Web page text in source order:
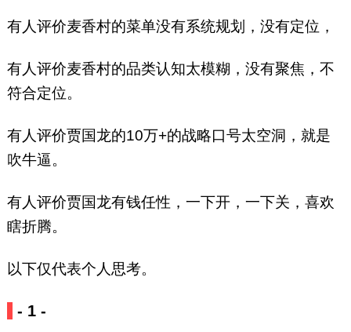
有人评价麦香村的菜单没有系统规划，没有定位，
有人评价麦香村的品类认知太模糊，没有聚焦，不
符合定位。
有人评价贾国龙的10万+的战略口号太空洞，就是
吹牛逼。
有人评价贾国龙有钱任性，一下开，一下关，喜欢
瞎折腾。
以下仅代表个人思考。
- 1 -